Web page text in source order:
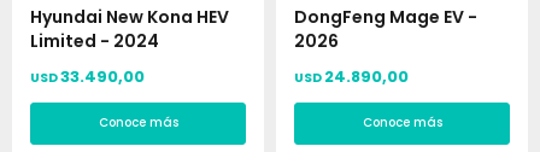
Hyundai New Kona HEV
Limited - 2024
USD33.490,00
Conoce más
DongFeng Mage EV -
2026
USD 24.890,00
Conoce más